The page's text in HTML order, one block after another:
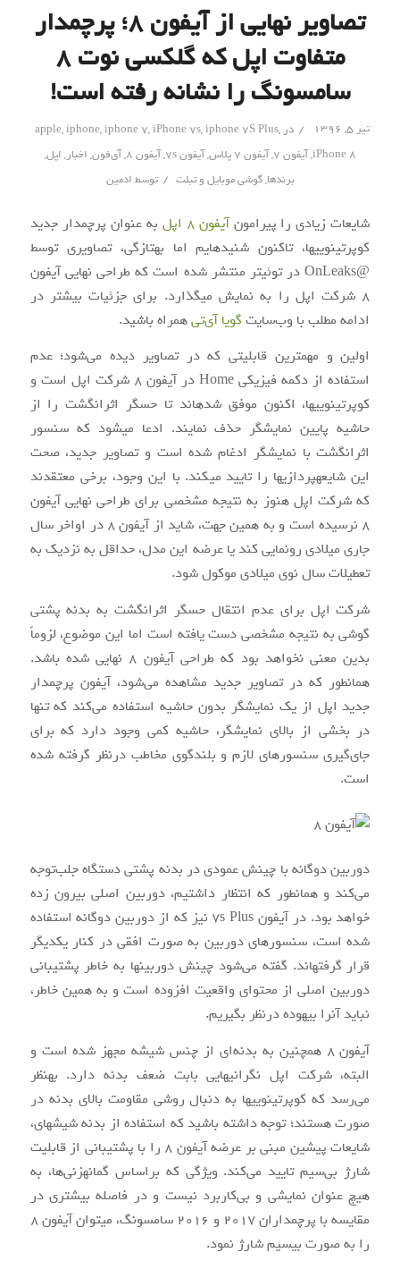
تصاویر نهایی از آیفون ۸؛ پرچم‎دار
متفاوت اپل که گلکسی نوت ۸
سامسونگ را نشانه رفته است!
تیر ۵, ۱۳۹۶ / در apple,iphone,iphone 7,iPhone 7s,iphone 7S Plus,
iPhone 8
,آیفون 7 ,آیفون 7 پلاس ,آیفون 7s ,آیفون 8 ,آی‌فون, اخبار, اپل,
برندها,گوشی موبایل و تبلت / توسط ادمین
شایعات زیادی را پیرامونآیفون ۸ اپل
به عنوان پرچم‎دار جدید
کوپرتینویی‎ها، تاکنون شنیده‎ایم اما به‎تازگی، تصاویری توسط
@OnLeaks در توئیتر منتشر شده است که طراحی نهایی آیفون
۸ شرکت اپل را به نمایش می‎گذارد. برای جزئیات بیشتر در
ادامه مطلب با وب‌سایت گویا آی‌تیهمراه باشید.
اولین و مهم‎ترین قابلیتی که در تصاویر دیده می‌شود؛ عدم
استفاده از دکمه فیزیکی Home در آیفون ۸ شرکت اپل است و
کوپرتینویی‎ها، اکنون موفق شده‎اند تا حسگر اثرانگشت را از
حاشیه پایین نمایشگر حذف نمایند. ادعا می‎شود که سنسور
اثرانگشت با نمایشگر ادغام شده است و تصاویر جدید، صحت
این شایعه‎پردازی‎ها را تایید می‎کند. با این وجود، برخی معتقدند
که شرکت اپل هنوز به نتیجه مشخصی برای طراحی نهایی آیفون
۸ نرسیده است و به همین جهت، شاید از آیفون ۸ در اواخر سال
جاری میلادی رونمایی کند یا عرضه این مدل، حداقل به نزدیک به
تعطیلات سال نوی میلادی موکول شود.
شرکت اپل برای عدم انتقال حسگر اثرانگشت به بدنه پشتی
گوشی به نتیجه مشخصی دست یافته است اما این موضوع، لزوماً
بدین معنی نخواهد بود که طراحی آیفون ۸ نهایی شده باشد.
همان‎طور که در تصاویر جدید مشاهده می‌شود، آیفون پرچم‏دار
جدید اپل از یک نمایشگر بدون حاشیه استفاده می‌کند که تنها
در بخشی از بالای نمایشگر، حاشیه کمی وجود دارد که برای
جای‌گیری سنسورهای لازم و بلندگوی مخاطب درنظر گرفته شده
است.
دوربین دوگانه با چینش عمودی در بدنه پشتی دستگاه جلب‌توجه
می‌کند و همان‏طور که انتظار داشتیم، دوربین اصلی بیرون زده
خواهد بود. در آیفون ۷s Plus نیز که از دوربین دوگانه استفاده
شده است، سنسورهای دوربین به صورت افقی در کنار یک‎دیگر
قرار گرفته‎اند. گفته می‌شود چینش دوربین‎ها به خاطر پشتیبانی
دوربین اصلی از محتوای واقعیت افزوده است و به همین خاطر،
نباید آن‎را بیهوده درنظر بگیریم.
آیفون ۸ هم‏چنین به بدنه‌ای از چنس شیشه مجهز شده است و
البته، شرکت اپل نگرانی‎هایی بابت ضعف بدنه دارد. به‎نظر
می‌رسد که کوپرتینویی‎ها به دنبال روشی مقاومت بالای بدنه در
صورت هستند؛ توجه داشته باشید که استفاده از بدنه شیشه‎ای،
شایعات پیشین مبنی بر عرضه آیفون ۸ را با پشتیبانی از قابلیت
شارژ بی‌سیم تایید می‌کند. ویژگی که براساس گمانه‎زنی‌ها، به
هیچ عنوان نمایشی و بی‌کاربرد نیست و در فاصله بیشتری در
مقایسه با پرچم‎داران ۲۰۱۷ و ۲۰۱۶ سامسونگ، می‎توان آیفون ۸
را به صورت بی‎سیم شارژ نمود.